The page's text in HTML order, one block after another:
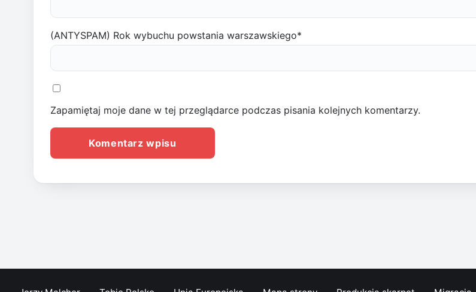
(ANTYSPAM) Rok wybuchu powstania warszawskiego*
Zapamiętaj moje dane w tej przeglądarce podczas pisania kolejnych komentarzy.